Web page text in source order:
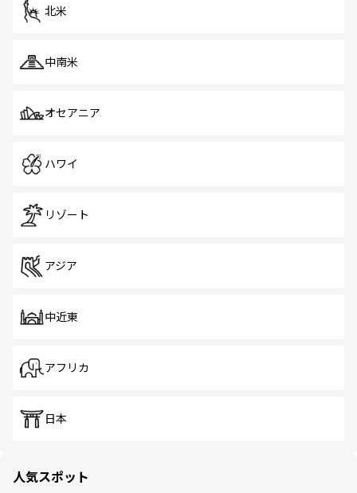
北米
中南米
オセアニア
ハワイ
リゾート
アジア
中近東
アフリカ
日本
人気スポット